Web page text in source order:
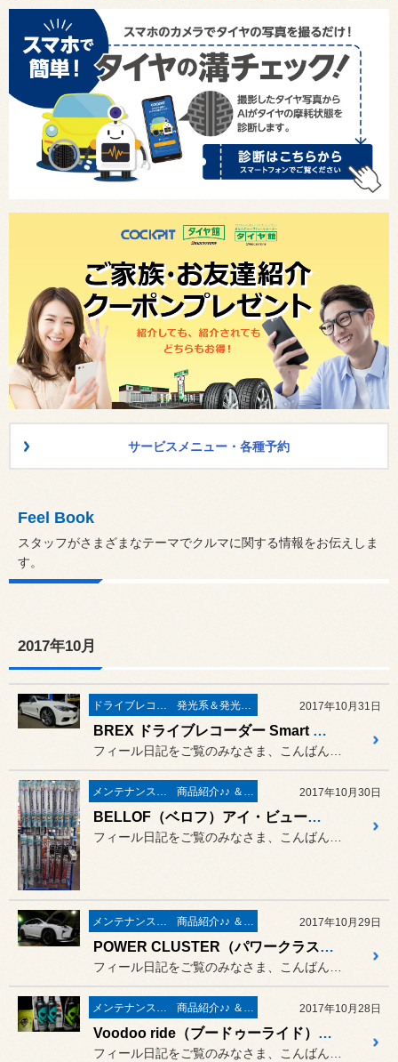
サービスメニュー・各種予約
Feel Book
スタッフがさまざまなテーマでクルマに関する情報をお伝えしま
す。
2017年10月
ドライブレコーダー＆レーダー取付 発光系＆発光部位 白色化 系 2017年10月31日
BREX ドライブレコーダー Smart Reco BCC510 & cpm LowerReinforcement の他 多数用品取付作業 ／ BMW F32 435i
メンテナンス＆ケミカル 商品紹介♪♪ ＆ ”フィール”からのお知らせ。 2017年10月30日
BELLOF（ベロフ）アイ・ビューティー “超撥水” スノーワイパー 大量入庫❤
メンテナンス＆ケミカル 商品紹介♪♪ ＆ ”フィール”からのお知らせ。 2017年10月29日
POWER CLUSTER（パワークラスター）で エンジンオイル交換作業 ／ LEXUS RX450h GYL25
フィール日記をご覧のみなさま、こんばんは。
メンテナンス＆ケミカル 商品紹介♪♪ ＆ ”フィール”からのお知らせ。 2017年10月28日
Voodoo ride（ブードゥーライド）の新商品♪ Glass Cleaner（ガラスクリーナー）が早速入荷しました♪
フィール日記をご覧のみなさま、こんばんは。